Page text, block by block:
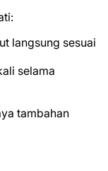
langsung sesuai
selama
tambahan